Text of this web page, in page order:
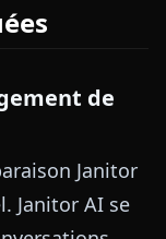
de
Janitor
Janitor AI se